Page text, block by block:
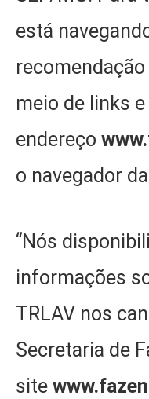
está
meio de links
endereço
o navegador
“Nós
informações
TRLAV nos
Secretaria de
site